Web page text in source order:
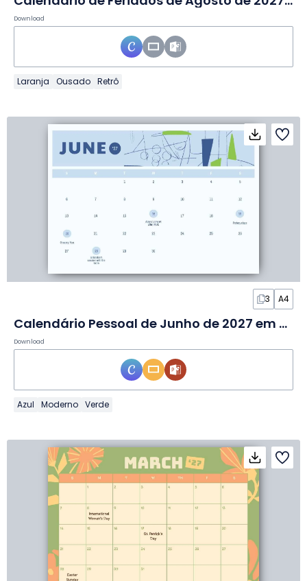
Download
Laranja Ousado Retrô
3 A4
Calendário Pessoal de Junho de 2027 em Slides
Download
Azul Moderno Verde